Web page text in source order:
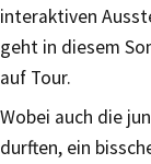
interaktiven
geht in diesem
auf Tour.
Wobei auch die
durften, ein